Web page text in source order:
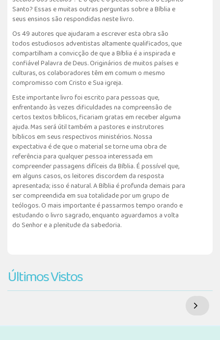
Santo? Essas e muitas outras perguntas sobre a Bíblia e
seus ensinos são respondidas neste livro.
Os 49 autores que ajudaram a escrever esta obra são
todos estudiosos adventistas altamente qualificados, que
compartilham a convicção de que a Bíblia é a inspirada e
confiável Palavra de Deus. Originários de muitos países e
culturas, os colaboradores têm em comum o mesmo
compromisso com Cristo e Sua igreja.
Este importante livro foi escrito para pessoas que,
enfrentando às vezes dificuldades na compreensão de
certos textos bíblicos, ficariam gratas em receber alguma
ajuda. Mas será útil também a pastores e instrutores
bíblicos em seus respectivos ministérios. Nossa
expectativa é de que o material se torne uma obra de
referência para qualquer pessoa interessada em
compreender passagens difíceis da Bíblia. É possível que,
em alguns casos, os leitores discordem da resposta
apresentada; isso é natural. A Bíblia é profunda demais para
ser compreendida em sua totalidade por um grupo de
teólogos. O mais importante é passarmos tempo orando e
estudando o livro sagrado, enquanto aguardamos a volta
do Senhor e a plenitude da sabedoria.
Últimos Vistos